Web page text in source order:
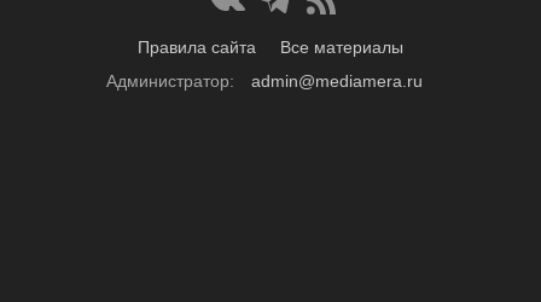
Правила сайта
Все материалы
Администратор:
admin@mediamera.ru